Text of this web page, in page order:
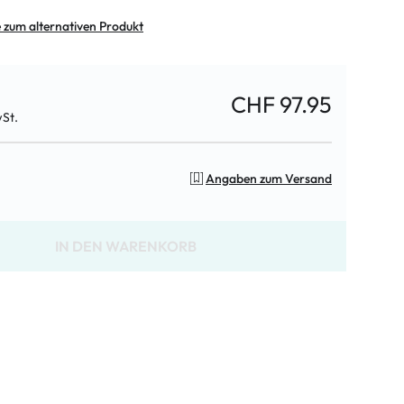
zum alternativen Produkt
CHF 97.95
Angaben zum Versand
IN DEN WARENKORB